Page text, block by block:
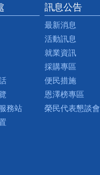
務站
訊息公告
最新消息
活動訊息
就業資訊
採購專區
便民措施
恩澤榜專區
榮民代表懇談會